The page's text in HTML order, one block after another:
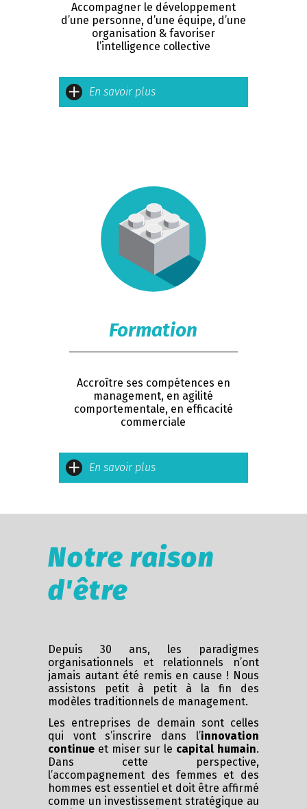
Accompagner le développement
d’une personne, d’une équipe, d’une
organisation & favoriser
l’intelligence collective
En savoir plus
Formation
Accroître ses compétences en
management, en agilité
comportementale, en efficacité
commerciale
En savoir plus
Notre raison
d'être
Depuis 30 ans, les paradigmes
organisationnels et relationnels n’ont
jamais autant été remis en cause ! Nous
assistons petit à petit à la fin des
modèles traditionnels de management.
Les entreprises de demain sont celles
qui vont s’inscrire dans l’innovation
continue et miser sur le capital humain.
Dans cette perspective,
l’accompagnement des femmes et des
hommes est essentiel et doit être affirmé
comme un investissement stratégique au